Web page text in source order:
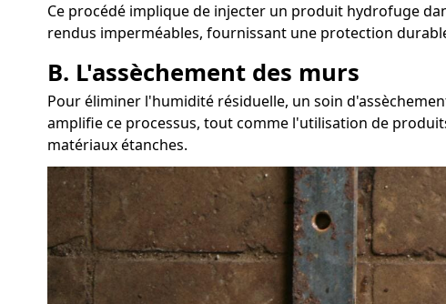
Ce procédé implique de injecter un produit hydrofuge
rendus imperméables, fournissant une protection
B. L'assèchement des murs
Pour éliminer l'humidité résiduelle, un soin
amplifie ce processus, tout comme l'utilisation de
matériaux étanches.